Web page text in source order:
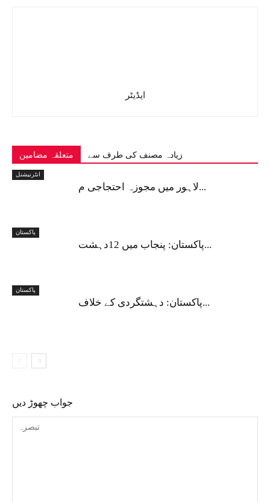
ایڈیٹر
متعلقہ مضامین زیادہ مصنف کی طرف سے
انٹرنیشنل
لاہور میں مجوزہ احتجاجی م...
پاکستان
پاکستان: پنجاب میں 12دہشت...
پاکستان
پاکستان: دہشتگردی کے خلاف...
جواب چھوڑ دیں